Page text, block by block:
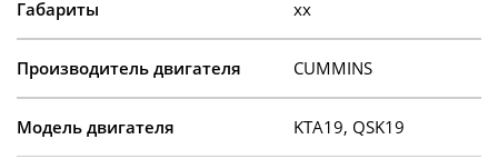
Габариты xx
Производитель двигателя CUMMINS
Модель двигателя KTA19, QSK19